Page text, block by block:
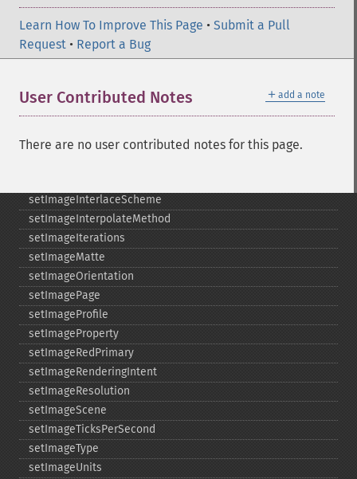
Learn How To Improve This Page • Submit a Pull
Request • Report a Bug
＋ add a note
User Contributed Notes
There are no user contributed notes for this page.
setImageCompressionQuality
setImageDelay
setImageDepth
setImageFilename
setImageGamma
setImageInterlaceScheme
setImageInterpolateMethod
setImageIterations
setImageMatte
setImageOrientation
setImagePage
setImageProfile
setImageProperty
setImageRedPrimary
setImageRenderingIntent
setImageResolution
setImageScene
setImageTicksPerSecond
setImageType
setImageUnits